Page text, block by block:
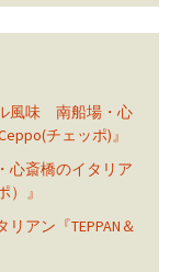
風味 南船場・心
チェッポ)』
斎橋のイタリア
）』
アン『TEPPAN＆